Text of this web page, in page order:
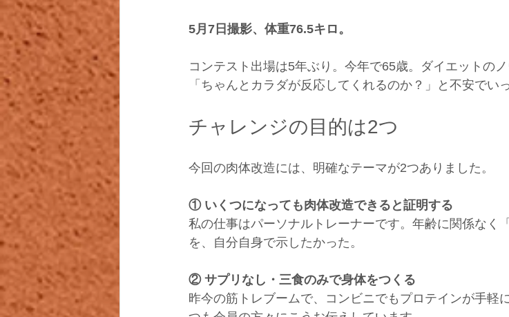
5月7日撮影、体重76.5キロ。
コンテスト出場は5年ぶり。今年で65歳。ダイエットの
「ちゃんとカラダが反応してくれるのか？」と不安でい
チャレンジの目的は2つ
今回の肉体改造には、明確なテーマが2つありました。
① いくつになっても肉体改造できると証明する
私の仕事はパーソナルトレーナーです。年齢に関係なく
を、自分自身で示したかった。
② サプリなし・三食のみで身体をつくる
昨今の筋トレブームで、コンビニでもプロテインが手軽